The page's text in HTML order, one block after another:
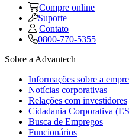
Compre online
Suporte
Contato
0800-770-5355
Sobre a Advantech
Informações sobre a
Notícias corporativas
Relações com investidores
Cidadania Corporativa
Busca de Empregos
Funcionários